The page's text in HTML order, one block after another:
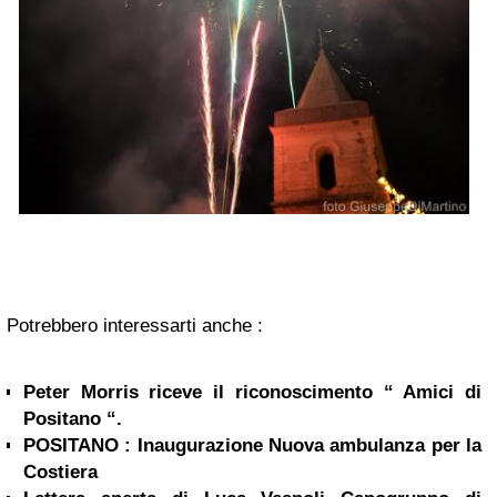
Potrebbero interessarti anche :
Peter Morris riceve il riconoscimento “ Amici di
Positano “.
POSITANO : Inaugurazione Nuova ambulanza per la
Costiera